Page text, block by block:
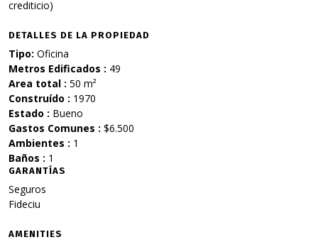
crediticio)
DETALLES DE LA PROPIEDAD
Tipo: Oficina
Metros Edificados : 49
Area total : 50 m²
Construído : 1970
Estado : Bueno
Gastos Comunes : $6.500
Ambientes : 1
Baños : 1
GARANTÍAS
Seguros
Fideciu
AMENITIES